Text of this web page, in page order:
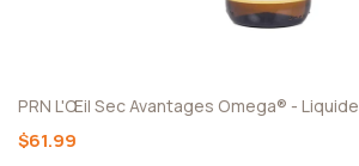
PRN L'Œil Sec Avantages Omega® - Liquide
$61.99